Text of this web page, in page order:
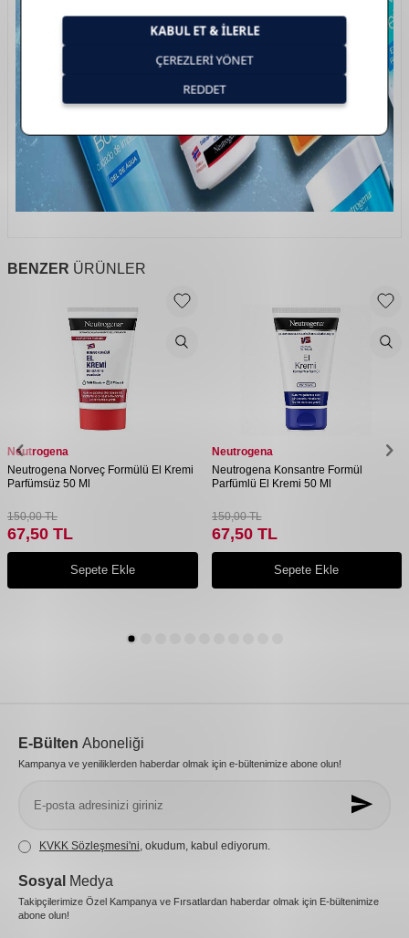
BENZER ÜRÜNLER
Neutrogena
Neutrogena Norveç Formülü El Kremi
Parfümsüz 50 Ml
150,00TL
67,50 TL
Sepete Ekle
Neutrogena
Neutrogena Konsantre Formül
Parfümlü El Kremi 50 Ml
150,00TL
67,50TL
Sepete Ekle
E-Bülten Aboneliği
Kampanya ve yeniliklerden haberdar olmak için e-bültenimize abone olun!
KVKK Sözleşmesi'ni , okudum, kabul ediyorum.
Sosyal Medya
Takipçilerimize Özel Kampanya ve Fırsatlardan haberdar olmak için E-bültenimize
abone olun!